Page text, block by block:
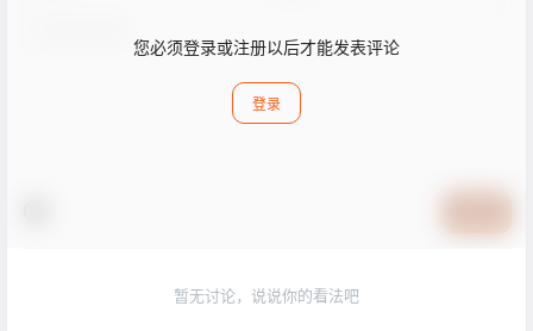
您必须登录或注册以后才能发表评论
登录
暂无讨论，说说你的看法吧